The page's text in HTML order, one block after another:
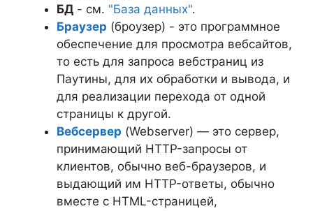
БД - см. "База данных".
Браузер (броузер) - это программное
обеспечение для просмотра вебсайтов,
то есть для запроса вебстраниц из
Паутины, для их обработки и вывода, и
для реализации перехода от одной
страницы к другой.
Вебсервер (Webserver) — это сервер,
принимающий HTTP-запросы от
клиентов, обычно веб-браузеров, и
выдающий им HTTP-ответы, обычно
вместе с HTML-страницей,